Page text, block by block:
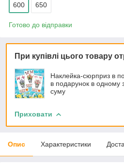
600 650
Готово до відправки
При купівлі цього товару
Наклейка-сюрприз в
в подарунок в одному
суму
Приховати
Опис Характеристики